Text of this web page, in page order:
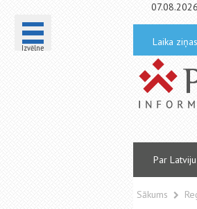
Izvēlne
07.08.2026
Laika ziņas
Par Latviju
Sākums